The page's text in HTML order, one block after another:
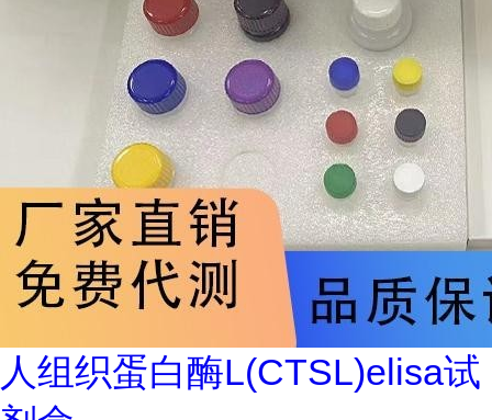
人组织蛋白酶L(CTSL)elisa试